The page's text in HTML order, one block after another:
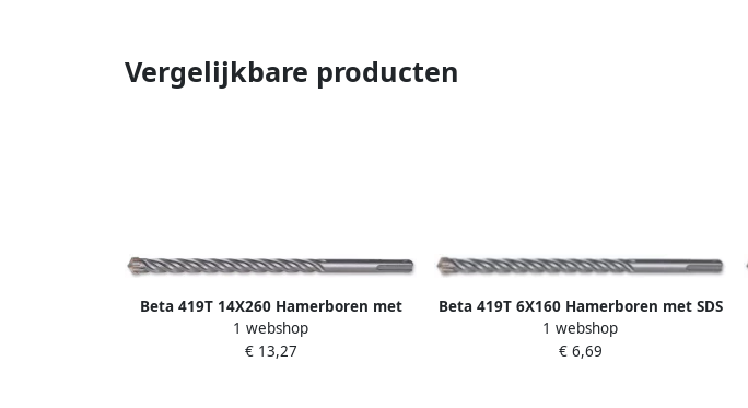
Vergelijkbare producten
Beta 419T 14X260 Hamerboren met
SDS plus aansluiting | 4 spiraal en 4
snijvlakken 004190690
1 webshop
€ 13,27
Beta 419T 6X160 Hamerboren met SDS
plus aansluiting | 4 spiraal en 4
snijvlakken 004190614
1 webshop
€ 6,69